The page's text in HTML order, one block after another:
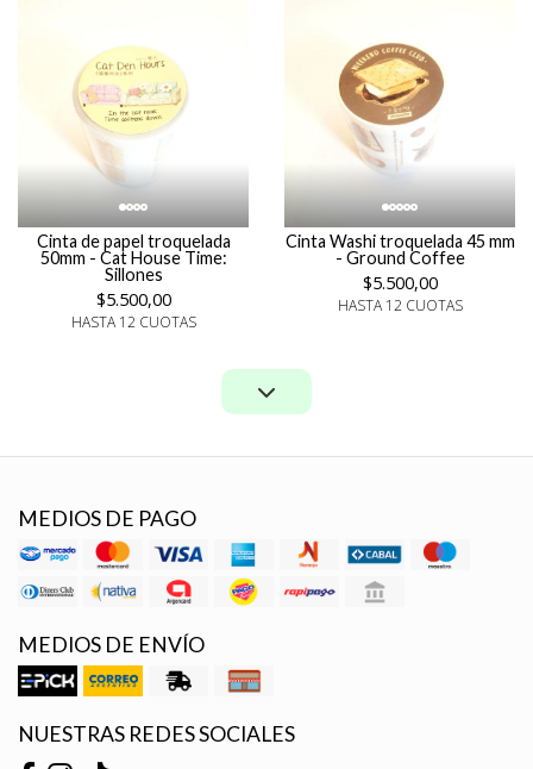
Cinta de papel troquelada
50mm - Cat House Time:
Sillones
$5.500,00
HASTA 12 CUOTAS
Cinta Washi troquelada 45 mm
- Ground Coffee
$5.500,00
HASTA 12 CUOTAS
MEDIOS DE PAGO
MEDIOS DE ENVÍO
NUESTRAS REDES SOCIALES